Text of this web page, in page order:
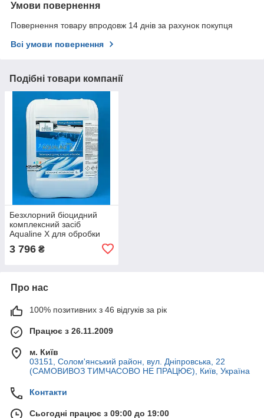
Умови повернення
Повернення товару впродовж 14 днів за рахунок покупця
Всі умови повернення
Подібні товари компанії
Безхлорний біоцидний
комплексний засіб
Aqualine X для обробки
3 796 ₴
Про нас
100% позитивних з 46 відгуків за рік
Працює з 26.11.2009
м. Київ
03151, Солом'янський район, вул. Дніпровська, 22
(САМОВИВОЗ ТИМЧАСОВО НЕ ПРАЦЮЄ), Київ, Україна
Контакти
Сьогодні працює з 09:00 до 19:00